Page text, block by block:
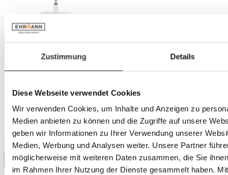
Zustimmung Details
Diese Webseite verwendet Cookies
Wir verwenden Cookies, um Inhalte und Anzeigen zu
Medien anbieten zu können und die Zugriffe auf unsere
geben wir Informationen zu Ihrer Verwendung unserer
Medien, Werbung und Analysen weiter. Unsere Partner
möglicherweise mit weiteren Daten zusammen, die Sie
im Rahmen Ihrer Nutzung der Dienste gesammelt haben.